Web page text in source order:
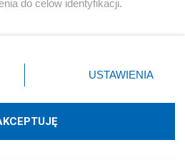
dostarcza:W3media.pl
do celów identyfikacji.
przycisk ustawień prywatności
rogu strony
nie wymagają zgody
sprzeciwić się takiemu
USTAWIENIA